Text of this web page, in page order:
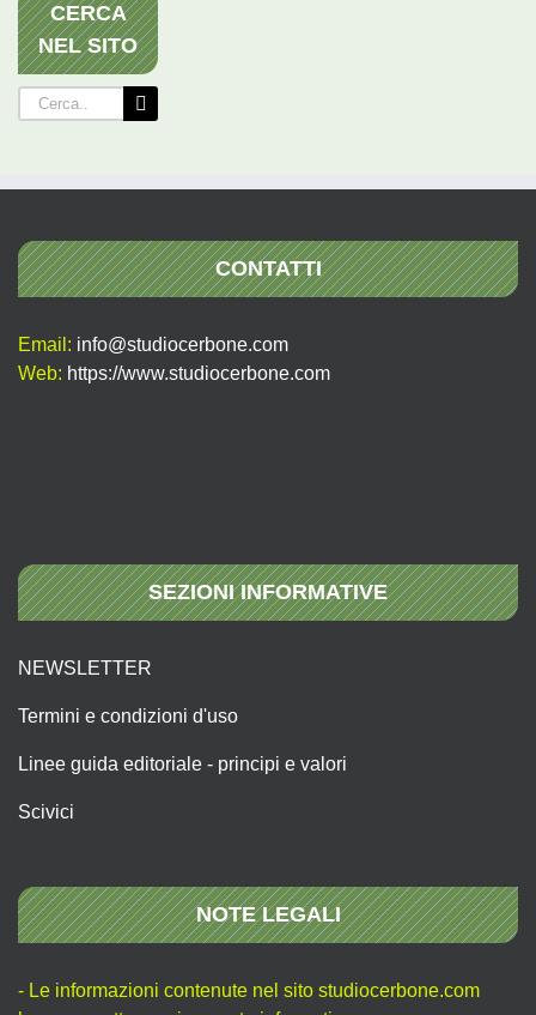
CERCA
NEL SITO
Cerca
per:
CONTATTI
Email: info@studiocerbone.com
Web: https://www.studiocerbone.com
SEZIONI INFORMATIVE
NEWSLETTER
Termini e condizioni d'uso
Linee guida editoriale - principi e valori
Scivici
NOTE LEGALI
- Le informazioni contenute nel sito studiocerbone.com